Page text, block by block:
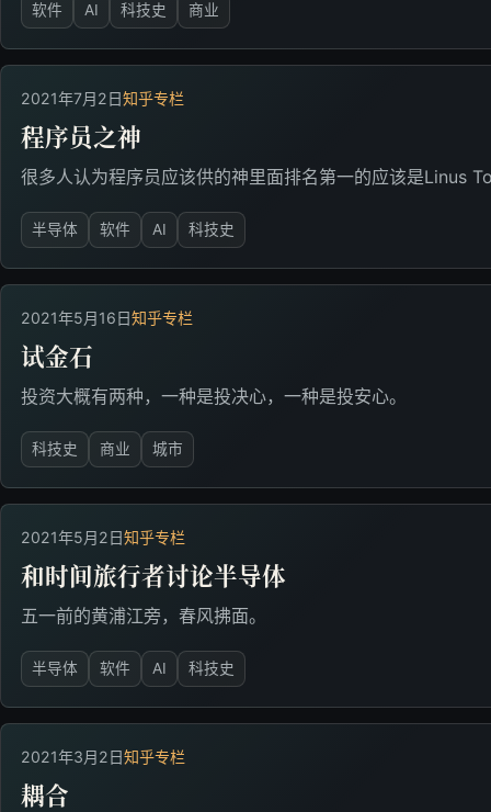
软件 AI 科技史 商业
2021年7月2日知乎专栏
程序员之神
很多人认为程序员应该供的神里面排名第一的应该是Linus
半导体 软件 AI 科技史
2021年5月16日知乎专栏
试金石
投资大概有两种，一种是投决心，一种是投安心。
科技史 商业 城市
2021年5月2日知乎专栏
和时间旅行者讨论半导体
五一前的黄浦江旁，春风拂面。
半导体 软件 AI 科技史
2021年3月2日知乎专栏
耦合